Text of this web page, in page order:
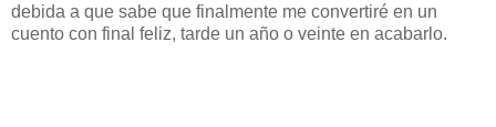
debida a que sabe que finalmente me convertiré en un
cuento con final feliz, tarde un año o veinte en acabarlo.